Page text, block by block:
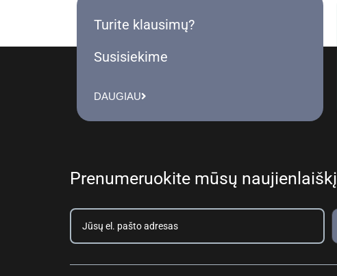
Turite klausimų?
Susisiekime
DAUGIAU
Prenumeruokite mūsų naujienlaiškį